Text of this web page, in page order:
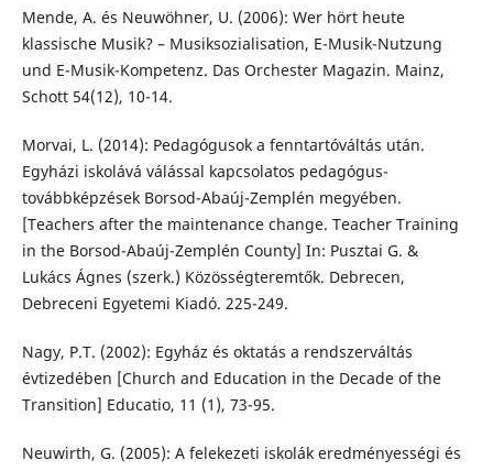
Mende, A. és Neuwöhner, U. (2006): Wer hört heute
klassische Musik? – Musiksozialisation, E-Musik-Nutzung
und E-Musik-Kompetenz. Das Orchester Magazin. Mainz,
Schott 54(12), 10-14.
Morvai, L. (2014): Pedagógusok a fenntartóváltás után.
Egyházi iskolává válással kapcsolatos pedagógus-
továbbképzések Borsod-Abaúj-Zemplén megyében.
[Teachers after the maintenance change. Teacher Training
in the Borsod-Abaúj-Zemplén County] In: Pusztai G. &
Lukács Ágnes (szerk.) Közösségteremtők. Debrecen,
Debreceni Egyetemi Kiadó. 225-249.
Nagy, P.T. (2002): Egyház és oktatás a rendszerváltás
évtizedében [Church and Education in the Decade of the
Transition] Educatio, 11 (1), 73-95.
Neuwirth, G. (2005): A felekezeti iskolák eredményességi és